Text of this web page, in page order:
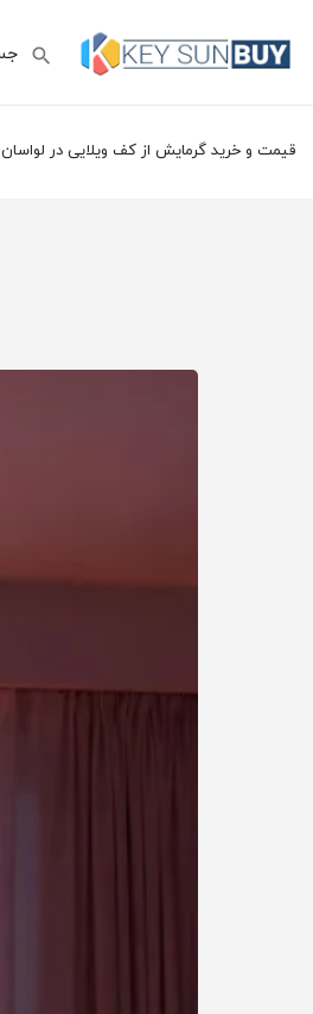
قیمت و خرید گرمایش از کف ویلایی در لواسان